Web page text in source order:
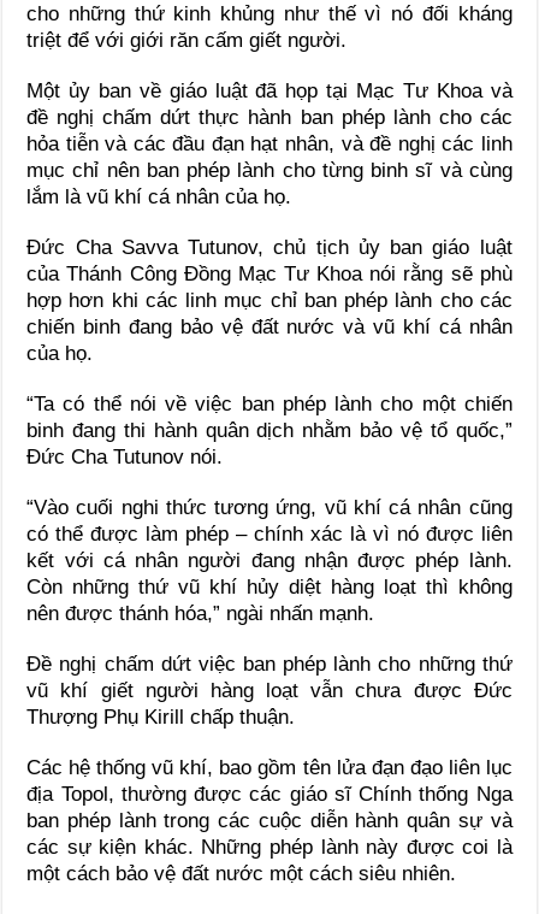
cho những thứ kinh khủng như thế vì nó đối kháng
triệt để với giới răn cấm giết người.
Một ủy ban về giáo luật đã họp tại Mạc Tư Khoa và
đề nghị chấm dứt thực hành ban phép lành cho các
hỏa tiễn và các đầu đạn hạt nhân, và đề nghị các linh
mục chỉ nên ban phép lành cho từng binh sĩ và cùng
lắm là vũ khí cá nhân của họ.
Đức Cha Savva Tutunov, chủ tịch ủy ban giáo luật
của Thánh Công Đồng Mạc Tư Khoa nói rằng sẽ phù
hợp hơn khi các linh mục chỉ ban phép lành cho các
chiến binh đang bảo vệ đất nước và vũ khí cá nhân
của họ.
“Ta có thể nói về việc ban phép lành cho một chiến
binh đang thi hành quân dịch nhằm bảo vệ tổ quốc,”
Đức Cha Tutunov nói.
“Vào cuối nghi thức tương ứng, vũ khí cá nhân cũng
có thể được làm phép – chính xác là vì nó được liên
kết với cá nhân người đang nhận được phép lành.
Còn những thứ vũ khí hủy diệt hàng loạt thì không
nên được thánh hóa,” ngài nhấn mạnh.
Đề nghị chấm dứt việc ban phép lành cho những thứ
vũ khí giết người hàng loạt vẫn chưa được Đức
Thượng Phụ Kirill chấp thuận.
Các hệ thống vũ khí, bao gồm tên lửa đạn đạo liên lục
địa Topol, thường được các giáo sĩ Chính thống Nga
ban phép lành trong các cuộc diễn hành quân sự và
các sự kiện khác. Những phép lành này được coi là
một cách bảo vệ đất nước một cách siêu nhiên.